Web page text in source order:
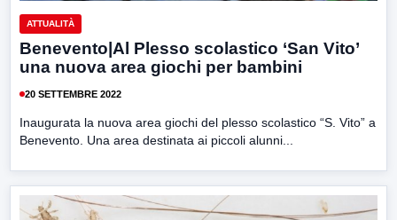
ATTUALITÀ
Benevento|Al Plesso scolastico ‘San Vito’
una nuova area giochi per bambini
20 SETTEMBRE 2022
Inaugurata la nuova area giochi del plesso scolastico “S. Vito” a
Benevento. Una area destinata ai piccoli alunni...